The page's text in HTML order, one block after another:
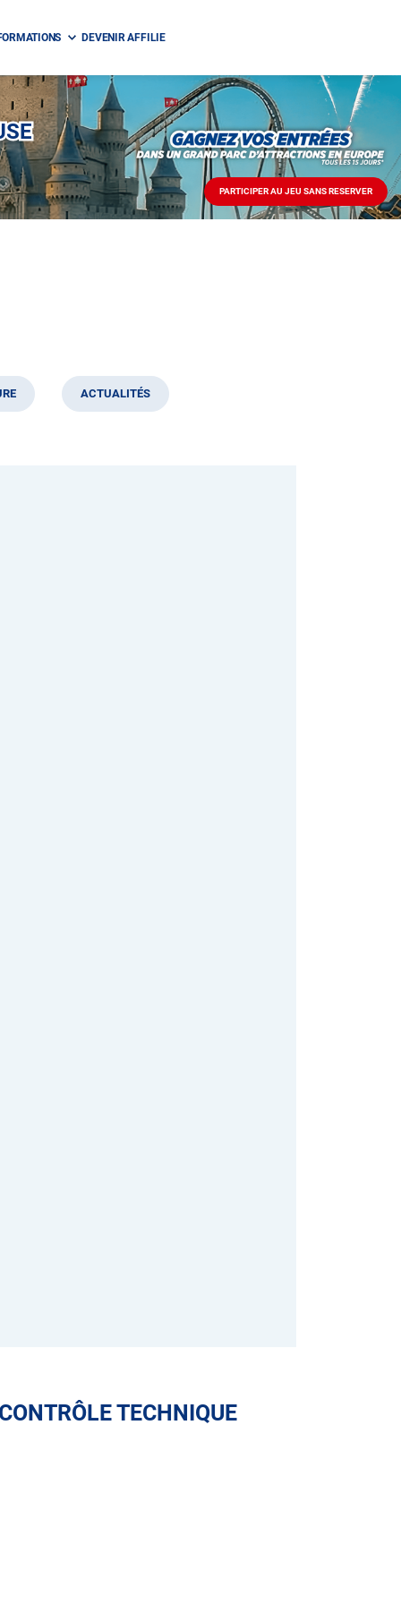
DEVENIR AFFILIE
PARTICIPER AU JEU SANS RESERVER
PARTICIPER
AU
JEU
ACTUALITÉS
TECHNIQUE